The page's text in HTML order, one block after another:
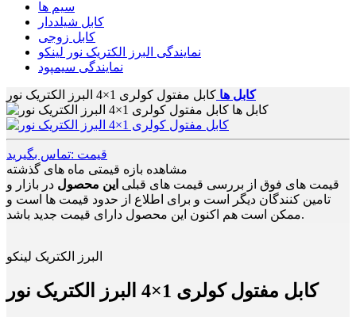
سیم ها
کابل شیلددار
کابل زوجی
نمایندگی البرز الکتریک نور لینکو
نمایندگی سیمپود
کابل ها کابل مفتول کولری 1×4 البرز الکتریک نور
قیمت :تماس بگیرید
مشاهده بازه قیمتی ماه های گذشته
قیمت های فوق از بررسی قیمت های قبلی این محصول در بازار و
تامین کنندگان دیگر است و برای اطلاع از حدود قیمت ها است و
ممکن است هم اکنون این محصول دارای قیمت جدید باشد.
البرز الکتریک لینکو
کابل مفتول کولری 1×4 البرز الکتریک نور